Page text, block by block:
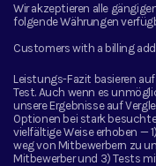
Wir akzeptieren alle
folgende Währungen
Customers with a billing
Leistungs-Fazit basieren
Test. Auch wenn es
unsere Ergebnisse auf
Optionen bei stark
vielfältige Weise erhoben —
weg von Mitbewerbern zu
Mitbewerber und 3) Tests